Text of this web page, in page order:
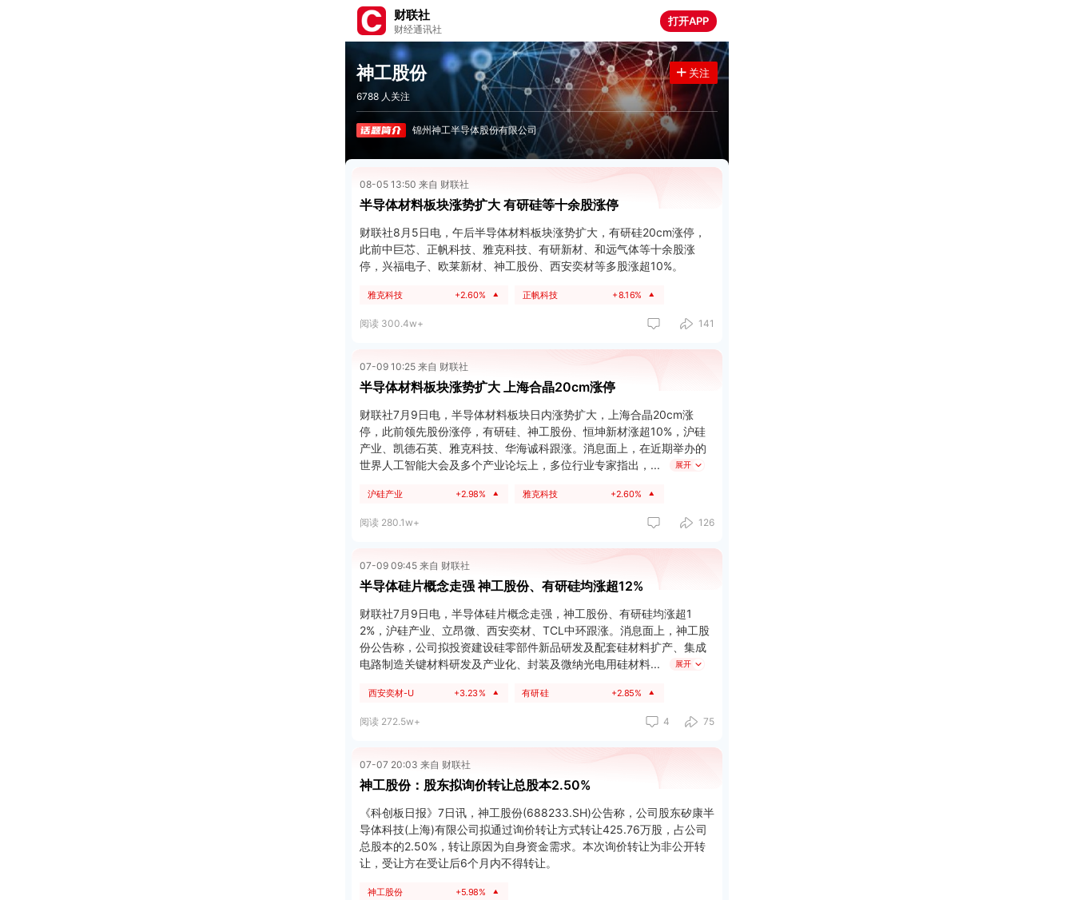
财联社
财经通讯社
打开APP
神工股份 关注
6788 人关注
锦州神工半导体股份有限公司
08-05 13:50 来自 财联社
半导体材料板块涨势扩大 有研硅等十余股涨停
财联社8月5日电，午后半导体材料板块涨势扩大，有研硅20cm涨停，
此前中巨芯、正帆科技、雅克科技、有研新材、和远气体等十余股涨
停，兴福电子、欧莱新材、神工股份、西安奕材等多股涨超10%。
雅克科技 +2.60% ▲ 正帆科技 +8.16% ▲
阅读 300.4w+ 141
07-09 10:25 来自 财联社
半导体材料板块涨势扩大 上海合晶20cm涨停
财联社7月9日电，半导体材料板块日内涨势扩大，上海合晶20cm涨
停，此前领先股份涨停，有研硅、神工股份、恒坤新材涨超10%，沪硅
产业、凯德石英、雅克科技、华海诚科跟涨。消息面上，在近期举办的
世界人工智能大会及多个产业论坛上，多位行业专家指出，
展开
沪硅产业 +2.98% ▲ 雅克科技 +2.60% ▲
阅读 280.1w+ 126
07-09 09:45 来自 财联社
半导体硅片概念走强 神工股份、有研硅均涨超12%
财联社7月9日电，半导体硅片概念走强，神工股份、有研硅均涨超1
2%，沪硅产业、立昂微、西安奕材、TCL中环跟涨。消息面上，神工股
份公告称，公司拟投资建设硅零部件新品研发及配套硅材料扩产、集成
电路制造关键材料研发及产业化、封装及微纳光电用硅材料
展开
西安奕材-U +3.23% ▲ 有研硅 +2.85% ▲
阅读 272.5w+ 4 75
07-07 20:03 来自 财联社
神工股份：股东拟询价转让总股本2.50%
《科创板日报》7日讯，神工股份(688233.SH)公告称，公司股东矽康半
导体科技(上海)有限公司拟通过询价转让方式转让425.76万股，占公司
总股本的2.50%，转让原因为自身资金需求。本次询价转让为非公开转
让，受让方在受让后6个月内不得转让。
神工股份 +5.98% ▲